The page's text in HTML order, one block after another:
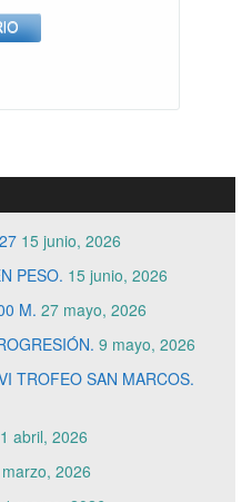
15 junio, 2026
PESO. 15 junio, 2026
M. 27 mayo, 2026
9 mayo, 2026
TROFEO SAN MARCOS.
1 abril, 2026
2026